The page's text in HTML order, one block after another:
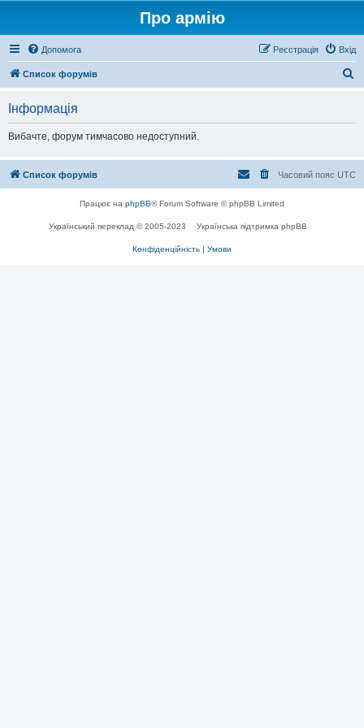
Про армію
Допомога Вхід
Реєстрація
Список форумів
Інформація
Вибачте, форум тимчасово недоступний.
Список форумів Часовий пояс UTC
Працює на phpBB® Forum Software © phpBB Limited
Український переклад © 2005-2023 Українська підтримка phpBB
Конфіденційність | Умови